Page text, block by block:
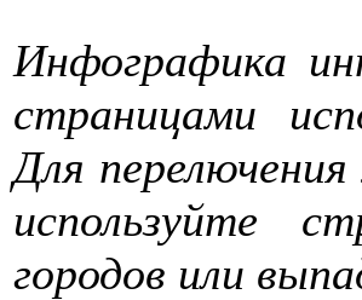
Инфографика
страницами
Для
используйте
городов или